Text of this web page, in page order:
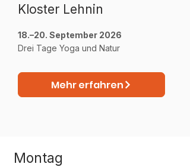
Kloster Lehnin
18.–20. September 2026
Drei Tage Yoga und Natur
Mehr erfahren
Montag